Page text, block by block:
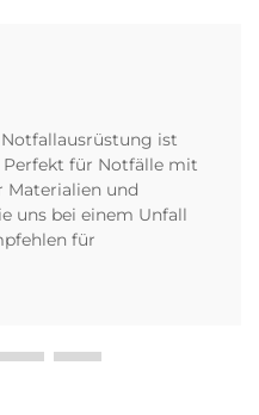
ist
Perfekt für Notfälle mit
Materialien und
uns bei einem Unfall
für